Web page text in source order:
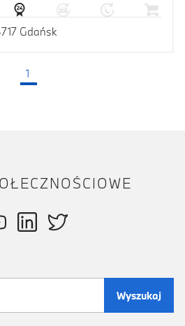
Gdańsk
1
Wyszukaj